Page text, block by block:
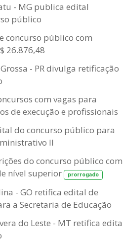
- MG publica edital
público
concurso público com
26.876,48
- PR divulga retificação
com vagas para
de execução e profissionais
do concurso público para
II
do concurso público com
nível superior
prorrogado
- GO retifica edital de
a Secretaria de Educação
do Leste - MT retifica